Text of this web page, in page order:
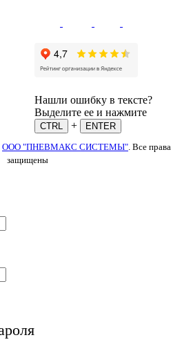
Нашли ошибку в тексте?
Выделите ее и нажмите
CTRL +
ENTER
ООО "ПНЕВМАКС СИСТЕМЫ". Все права
защищены